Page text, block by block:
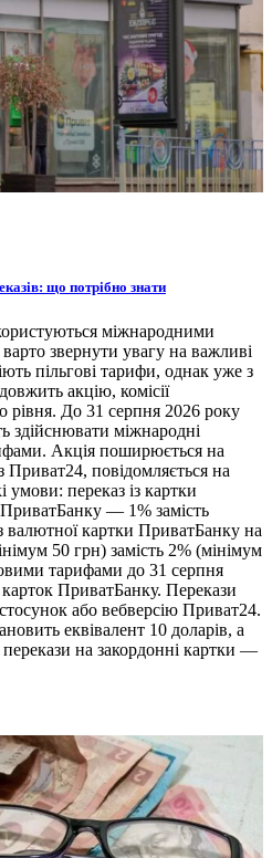
що потрібно знати
міжнародними
звернути увагу на важливі
пільгові тарифи, однак уже з
акцію, комісії
рівня. До 31 серпня 2026 року
здійснювати міжнародні
Акція поширюється на
Приват24, повідомляється на
умови: переказ із картки
— 1% замість
валютної картки ПриватБанку на
50 грн) замість 2% (мінімум
тарифами до 31 серпня
ПриватБанку. Перекази
або вебверсію Приват24.
еквівалент 10 доларів, а
перекази на закордонні картки —